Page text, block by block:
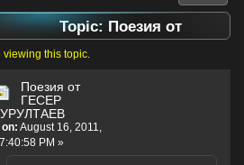
Topic: Поезия от
47796 times)
viewing this topic.
Поезия от
ГЕСЕР
on: August 16, 2011,
PM »